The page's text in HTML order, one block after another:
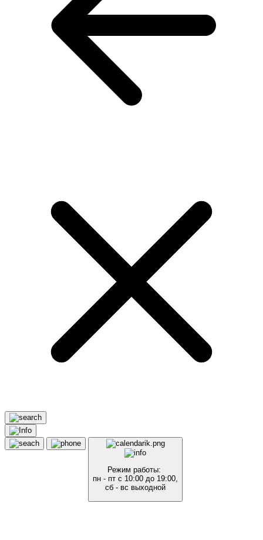
Режим работы:
пн - пт с 10:00 до 19:00,
сб - вс выходной